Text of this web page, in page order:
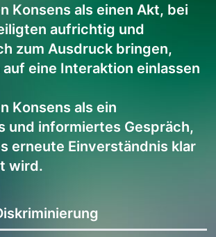
Konsens als einen Akt, bei
aufrichtig und
zum Ausdruck bringen,
eine Interaktion einlassen
Konsens als ein
und informiertes Gespräch,
erneute Einverständnis klar
wird.